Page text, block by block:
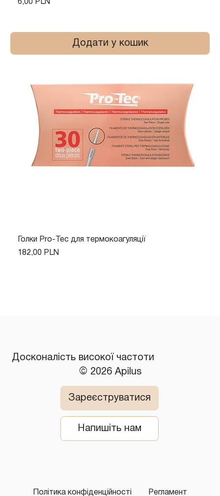
Ціна
6,00 PLN
Додати у кошик
Голки Pro-Tec для термокоагуляції
Ціна
182,00 PLN
Досконалість високої частоти
© 2026 Apilus
Політика конфіденційності Регламент
Зареєструватися
Напишіть нам